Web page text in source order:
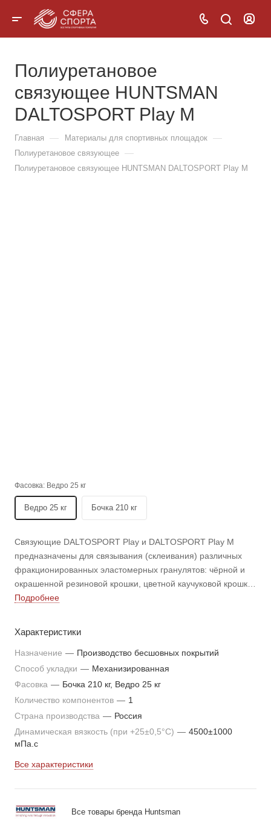
Полиуретановое
связующее HUNTSMAN
DALTOSPORT Play M
Главная — Материалы для спортивных площадок —
Полиуретановое связующее —
Полиуретановое связующее HUNTSMAN DALTOSPORT Play M
Фасовка: Ведро 25 кг
Ведро 25 кг Бочка 210 кг
Связующие DALTOSPORT Play и DALTOSPORT Play M
предназначены для связывания (склеивания) различных
фракционированных эластомерных гранулятов: чёрной и
окрашенной резиновой крошки, цветной каучуковой крошки
ЭПДМ, а также цветной крошки из термопластичных
Подробнее
Характеристики
Назначение — Производство бесшовных покрытий
Способ укладки — Механизированная
Фасовка — Бочка 210 кг, Ведро 25 кг
Количество компонентов — 1
Страна производства — Россия
Динамическая вязкость (при +25±0,5°C) — 4500±1000
мПа.с
Все характеристики
Все товары бренда Huntsman